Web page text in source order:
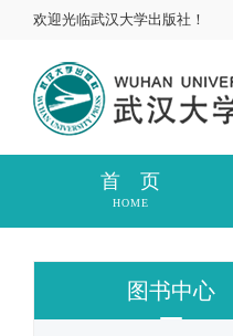
欢迎光临武汉大学出版社！
首 页
HOME
图书中心